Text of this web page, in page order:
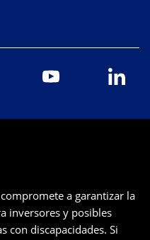
a garantizar la
inversores y posibles
con discapacidades. Si